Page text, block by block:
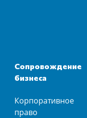
Сопровождение
бизнеса
Корпоративное
право